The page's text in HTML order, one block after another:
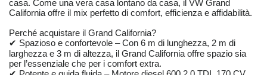
casa. Come una vera casa lontano da casa, il VW Grand
California offre il mix perfetto di comfort, efficienza e affidabilità.
Perché acquistare il Grand California?
✔ Spazioso e confortevole – Con 6 m di lunghezza, 2 m di
larghezza e 3 m di altezza, il Grand California offre spazio sia
per l’essenziale che per i comfort extra.